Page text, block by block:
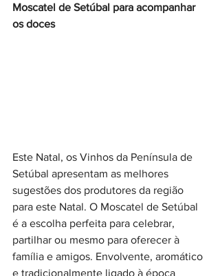
Moscatel de Setúbal para acompanhar
os doces
Este Natal, os Vinhos da Península de
Setúbal apresentam as melhores
sugestões dos produtores da região
para este Natal. O Moscatel de Setúbal
é a escolha perfeita para celebrar,
partilhar ou mesmo para oferecer à
família e amigos. Envolvente, aromático
e tradicionalmente ligado à época